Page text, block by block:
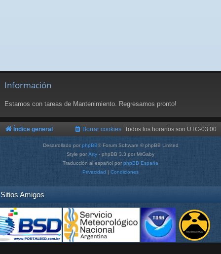
Información
Estamos con tareas de Mantenimiento. Regresamos pronto!
Índice general Todos los horarios son UTC-03:00
Borrar cookies
Desarrollado por phpBB® Forum Software © phpBB Limited
Style por Arty - phpBB 3.3 por MrGaby
Traducción al español por phpBB España
Privacidad | Condiciones
Sitios Amigos